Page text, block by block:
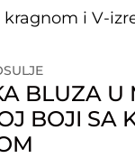
i V-
BLUZA U
BOJI SA